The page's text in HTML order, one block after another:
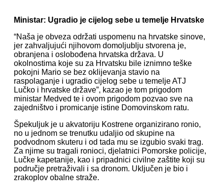
Ministar: Ugradio je cijelog sebe u temelje Hrvatske
“Naša je obveza održati uspomenu na hrvatske sinove,
jer zahvaljujući njihovom domoljublju stvorena je,
obranjena i oslobođena hrvatska država. U
okolnostima koje su za Hrvatsku bile iznimno teške
pokojni Mario se bez oklijevanja stavio na
raspolaganje i ugradio cijelog sebe u temelje ATJ
Lučko i hrvatske države”, kazao je tom prigodom
ministar Medved te i ovom prigodom pozvao sve na
zajedništvo i promicanje istine Domovinskom ratu.
Špekuljuk je u akvatoriju Kostrene organizirano ronio,
no u jednom se trenutku udaljio od skupine na
podvodnom skuteru i od tada mu se izgubio svaki trag.
Za njime su tragali ronioci, djelatnici Pomorske policije,
Lučke kapetanije, kao i pripadnici civilne zaštite koji su
područje pretraživali i sa dronom. Uključen je bio i
zrakoplov obalne straže.